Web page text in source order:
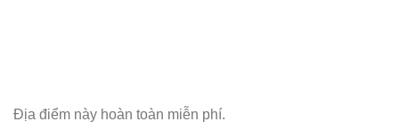
Địa điểm này hoàn toàn miễn phí.